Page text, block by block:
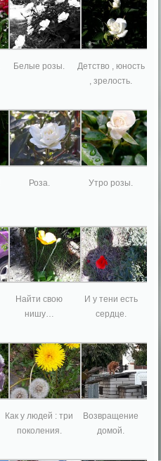
Белые розы.
Детство , юность
, зрелость.
Роза. Утро розы.
Найти свою
нишу…
И у тени есть
сердце.
Как у людей : три
поколения.
Возвращение
домой.